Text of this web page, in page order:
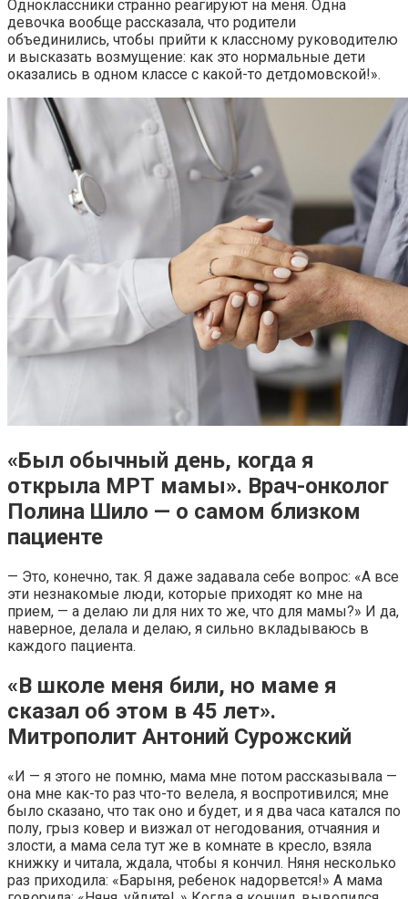
Одноклассники странно реагируют на меня. Одна
девочка вообще рассказала, что родители
объединились, чтобы прийти к классному руководителю
и высказать возмущение: как это нормальные дети
оказались в одном классе с какой-то детдомовской!».
«Был обычный день, когда я
открыла МРТ мамы». Врач-онколог
Полина Шило — о самом близком
пациенте
— Это, конечно, так. Я даже задавала себе вопрос: «А все
эти незнакомые люди, которые приходят ко мне на
прием, — а делаю ли для них то же, что для мамы?» И да,
наверное, делала и делаю, я сильно вкладываюсь в
каждого пациента.
«В школе меня били, но маме я
сказал об этом в 45 лет».
Митрополит Антоний Сурожский
«И — я этого не помню, мама мне потом рассказывала —
она мне как-то раз что-то велела, я воспротивился; мне
было сказано, что так оно и будет, и я два часа катался по
полу, грыз ковер и визжал от негодования, отчаяния и
злости, а мама села тут же в комнате в кресло, взяла
книжку и читала, ждала, чтобы я кончил. Няня несколько
раз приходила: «Барыня, ребенок надорвется!» А мама